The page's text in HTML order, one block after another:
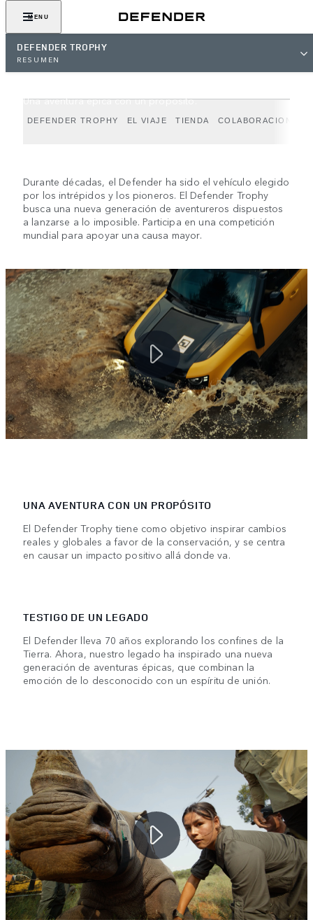
MENU
DEFENDER TROPHY
RESUMEN
DEFENDER TROPHY
Una aventura épica con un propósito.
DEFENDER TROPHY EL VIAJE TIENDA COLABORACIONES
Durante décadas, el Defender ha sido el vehículo elegido
por los intrépidos y los pioneros. El Defender Trophy
busca una nueva generación de aventureros dispuestos
a lanzarse a lo imposible. Participa en una competición
mundial para apoyar una causa mayor.
UNA AVENTURA CON UN PROPÓSITO
El Defender Trophy tiene como objetivo inspirar cambios
reales y globales a favor de la conservación, y se centra
en causar un impacto positivo allá donde va.
TESTIGO DE UN LEGADO
El Defender lleva 70 años explorando los confines de la
Tierra. Ahora, nuestro legado ha inspirado una nueva
generación de aventuras épicas, que combinan la
emoción de lo desconocido con un espíritu de unión.